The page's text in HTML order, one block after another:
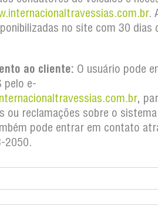
.
no site com 30 dias
ao cliente: O usuário pode
pelo e-
,
ou reclamações sobre o
pode entrar em contato
2050.